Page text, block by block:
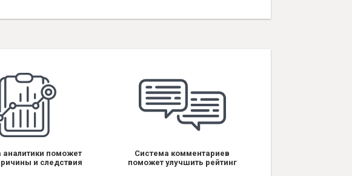
аналитики поможет
и следствия
Система комментариев
поможет улучшить рейтинг